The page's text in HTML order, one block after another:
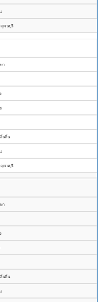
จนบุรี
า
ลิ่นถิ่น
จนบุรี
า
ลิ่นถิ่น